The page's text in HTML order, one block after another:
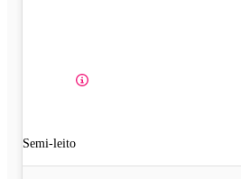
Semi-leito